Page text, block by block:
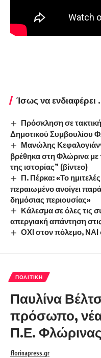
Ίσως να ενδιαφέρει
Πρόσκληση σε
Δημοτικού Συμβουλίου
Μανώλης
βρέθηκα στη Φλώρινα με
της ιστορίας” (βίντεο)
Π. Πέρκα: «Το
περαιωμένο ανοίγει
δημόσιας περιουσίας»
Κάλεσμα σε όλες τις
απεργιακή απάντηση
ΟΧΙ στον πόλεμο, ΝΑΙ
ΠΟΛΙΤΙΚΉ
Παυλίνα
πρόσωπο, νέα
Π.Ε.
florinapress.gr